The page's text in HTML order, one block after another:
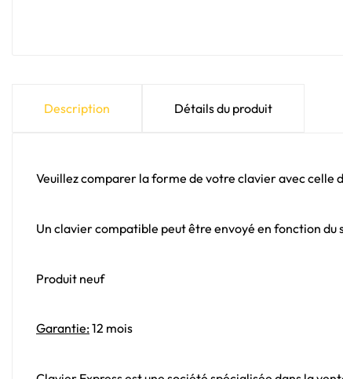
Description Détails du produit
Veuillez comparer la forme de votre clavier avec celle
Un clavier compatible peut être envoyé en fonction
Produit neuf
Garantie:12 mois